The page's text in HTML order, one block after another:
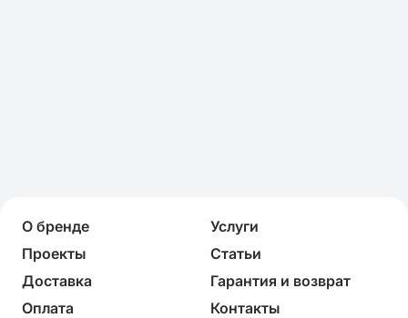
О бренде
Услуги
Проекты
Статьи
Доставка
Гарантия и возврат
Оплата
Контакты